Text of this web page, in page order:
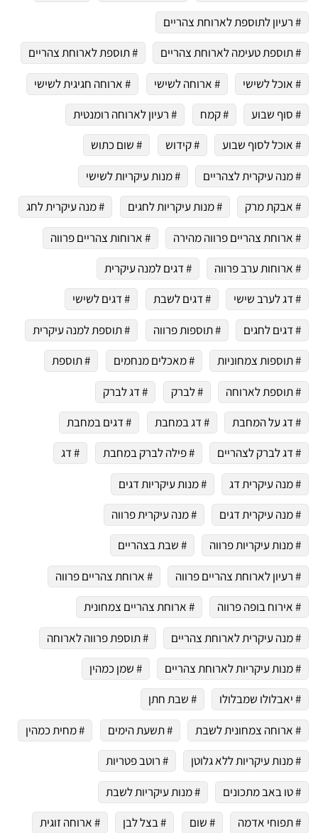
# רעיון לתוספת לארוחת צהריים
# תוספת טעימה לארוחת צהריים
# תוספת לארוחת צהריים
# אוכל לשישי
# ארוחה לשישי
# ארוחה חגיגית לשישי
# סוף שבוע
# קמח
# רעיון לארוחה רומנטית
# אוכל לסוף שבוע
# קידוש
# שום כתוש
# מנה עיקרית לצהריים
# מנות עיקריות לשישי
# אבקת מרק
# מנות עיקריות לחגים
# מנה עיקרית לחג
# ארוחת צהריים פרווה מהירה
# ארוחות צהריים פרווה
# ארוחות ערב פרווה
# דגים למנה עיקרית
# דג לערב שישי
# דגים לשבת
# דגים לשישי
# דגים לחגים
# תוספות פרווה
# תוספת למנה עיקרית
# תוספות צמחוניות
# מאכלים מנחמים
# תוספת
# תוספת לארוחה
# לברק
# דג לברק
# דג על המחבת
# דג במחבת
# דגים במחבת
# דג לברק לצהריים
# פילה לברק במחבת
# דג
# מנה עיקרית דג
# מנות עיקריות דגים
# מנה עיקרית דגים
# מנה עיקרית פרווה
# מנות עיקריות פרווה
# שבת בצהריים
# רעיון לארוחת צהריים פרווה
# ארוחת צהריים פרווה
# אירוח בופה פרווה
# ארוחת צהריים צמחונית
# מנה עיקרית לארוחת צהריים
# תוספת פרווה לארוחה
# מנות עיקריות לארוחת צהריים
# שמן כמהין
# יאבלולו שמבלולו
# שבת חתן
# ארוחה צמחונית לשבת
# תשעת הימים
# מחית כמהין
# מנות עיקריות ללא גלוטן
# רוטב פטריות
# טו באב מתכונים
# מנות עיקריות לשבת
# תפוחי אדמה
# שום # בצל לבן
# ארוחה זוגית